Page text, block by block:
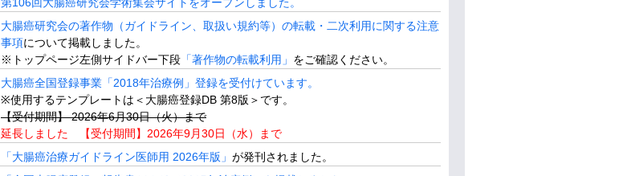
図書
大腸癌研究会の著作物（ガイドライン、取扱い規約等）の転載・二次利用に関する注意
事項について掲載しました。
※トップページ左側サイドバー下段 「著作物の転載利用」 をご確認ください。
大腸癌全国登録事業「2018年治療例」登録を受付けています。
※使用するテンプレートは＜大腸癌登録DB 第8版＞です。
【受付期間】 2026年6月30日（火）まで
延長しました 【受付期間】2026年9月30日（水）まで
「大腸癌治療ガイドライン医師用 2026年版」 が発刊されました。